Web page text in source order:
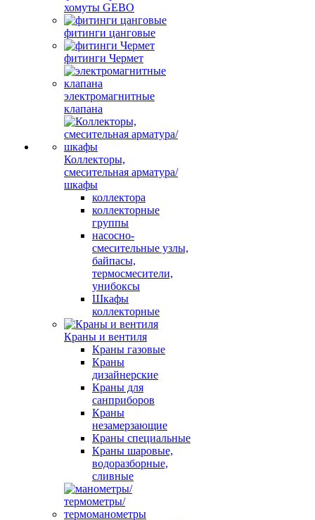
хомуты GEBO
фитинги цанговые
фитинги Чермет
электромагнитные
клапана
Коллекторы,
смесительная арматура/
шкафы
коллектора
коллекторные
группы
насосно-
смесительные узлы,
байпасы,
термосмесители,
унибоксы
Шкафы
коллекторные
Краны и вентиля
Краны газовые
Краны
дизайнерские
Краны для
санприборов
Краны
незамерзающие
Краны специальные
Краны шаровые,
водоразборные,
сливные